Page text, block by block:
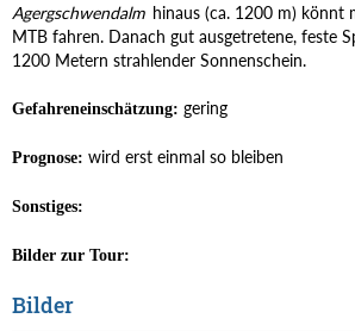
Agergschwendalm hinaus (ca. 1200 m) könnt
MTB fahren. Danach gut ausgetretene, feste
1200 Metern strahlender Sonnenschein.
Gefahreneinschätzung: gering
Prognose: wird erst einmal so bleiben
Sonstiges:
Bilder zur Tour:
Bilder